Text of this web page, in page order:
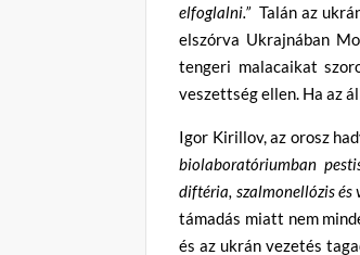
elfoglalni.”Talán az
elszórva Ukrajnában
tengeri malacaikat
veszettség ellen. Ha az
Igor Kirillov, az orosz
biolaboratóriumban
diftéria, szalmonellózis és
támadás miatt nem
és az ukrán vezetés